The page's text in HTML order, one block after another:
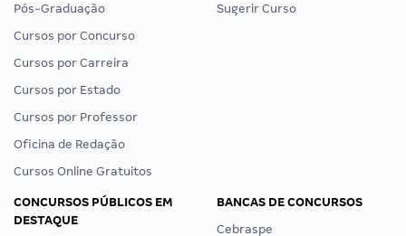
Pós-Graduação
Cursos por Concurso
Cursos por Carreira
Cursos por Estado
Cursos por Professor
Oficina de Redação
Cursos Online Gratuitos
Sugerir Curso
CONCURSOS PÚBLICOS EM
DESTAQUE
BANCAS DE CONCURSOS
Cebraspe